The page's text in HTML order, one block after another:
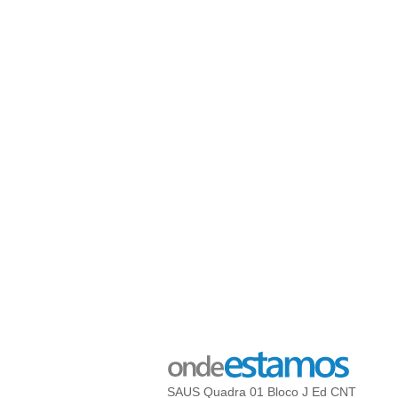
SAUS Quadra 01 Bloco J Ed CNT